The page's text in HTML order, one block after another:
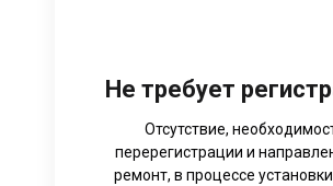
Не требует
Отсутствие,
перерегистрации и
ремонт, в процессе